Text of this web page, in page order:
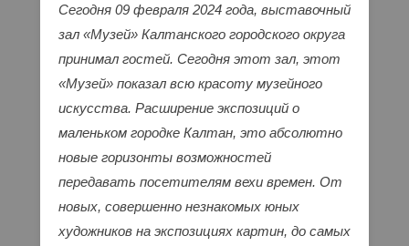
Сегодня 09 февраля 2024 года, выставочный
зал «Музей» Калтанского городского округа
принимал гостей. Сегодня этот зал, этот
«Музей» показал всю красоту музейного
искусства. Расширение экспозиций о
маленьком городке Калтан, это абсолютно
новые горизонты возможностей
передавать посетителям вехи времен. От
новых, совершенно незнакомых юных
художников на экспозициях картин, до самых